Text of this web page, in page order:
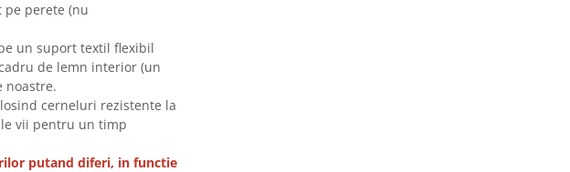
perete (nu
un suport textil flexibil
de lemn interior (un
noastre.
cerneluri rezistente la
vii pentru un timp
putand diferi, in functie